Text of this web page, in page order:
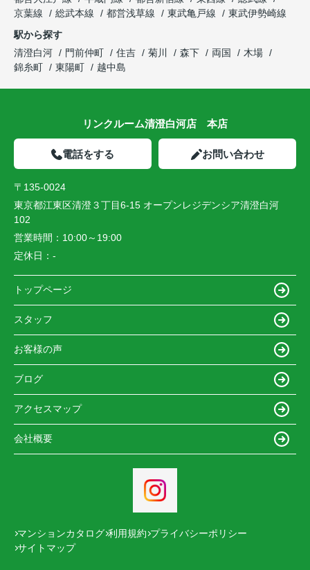
京葉線
総武本線 都営浅草線 東武亀戸線
東武伊勢崎線
駅から探す
清澄白河
門前仲町 住吉 菊川 森下 両国
木場
錦糸町
東陽町 越中島
リンクルーム清澄白河店 本店
電話をする お問い合わせ
〒135-0024
東京都江東区清澄３丁目6-15 オープンレジデンシア清澄白河
102
営業時間： 10:00～19:00
定休日： -
トップページ
スタッフ
お客様の声
ブログ
アクセスマップ
会社概要
マンションカタログ 利用規約 プライバシーポリシー
サイトマップ